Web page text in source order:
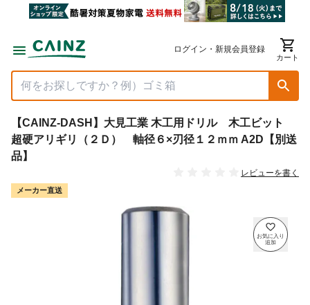
ログイン・新規会員登録
カート
【CAINZ-DASH】大見工業 木工用ドリル 木工ビット
超硬アリギリ（２Ｄ） 軸径６×刃径１２ｍｍ A2D【別送
品】
レビューを書く
メーカー直送